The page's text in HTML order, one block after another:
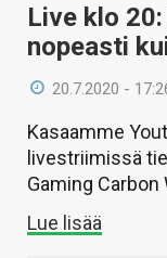
Live klo
nopeasti
20.7.2020 -
Kasaamme
livestriimissä
Gaming
Lue lisää